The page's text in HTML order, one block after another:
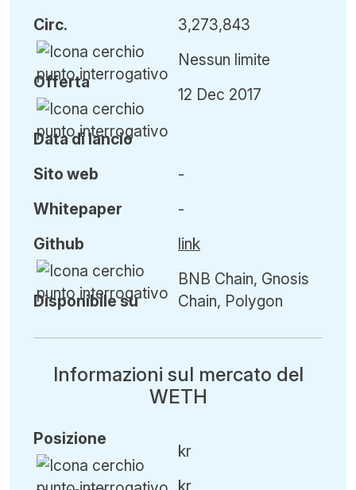
Circ.
Offerta
Data di lancio
3,273,843
Nessun limite
12 Dec 2017
Sito web
Whitepaper
Github
Disponibile su
-
-
link
BNB Chain, Gnosis
Chain, Polygon
Informazioni sul mercato del
WETH
Posizione
kr
kr